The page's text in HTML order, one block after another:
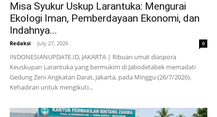
Misa Syukur Uskup Larantuka: Mengurai
Ekologi Iman, Pemberdayaan Ekonomi, dan
Indahnya...
Redaksi - July 27, 2026 0
INDONESIANUPDATE.ID, JAKARTA | Ribuan umat diaspora
Keuskupan Larantuka yang bermukim di Jabodetabek memadati
Gedung Zeni Angkatan Darat, Jakarta, pada Minggu (26/7/2026).
Kehadiran untuk mengikuti...